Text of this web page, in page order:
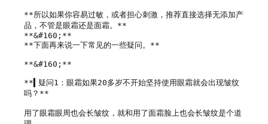
**所以如果你容易过敏，或者担心刺激，推荐直接选择无添加产
品，不管是眼霜还是面霜。**
**&#160;**
**下面再来说一下常见的一些疑问。**
**&#160;**
**▍疑问1：眼霜如果20多岁不开始坚持使用眼霜就会出现皱纹
吗？**
用了眼霜眼周也会长皱纹，就和用了面霜脸上也会长皱纹是个道